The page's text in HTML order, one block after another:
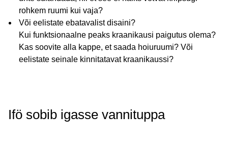
rohkem ruumi kui vaja?
Või eelistate ebatavalist disaini?
Kui funktsionaalne peaks kraanikausi paigutus olema?
Kas soovite alla kappe, et saada hoiuruumi? Või
eelistate seinale kinnitatavat kraanikaussi?
Ifö sobib igasse vannituppa